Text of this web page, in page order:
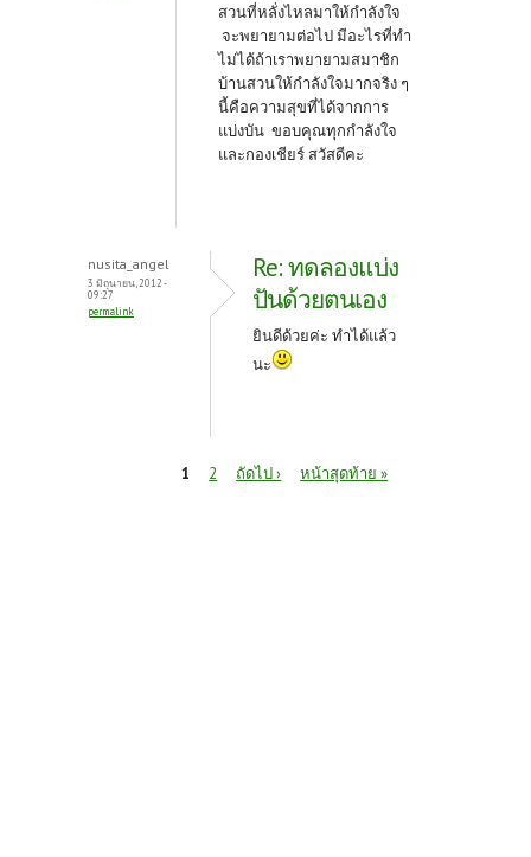
สวนที่หลั่งไหลมาให้กำลังใจ
จะพยายามต่อไป มีอะไรที่ทำ
ไม่ได้ถ้าเราพยายามสมาชิก
บ้านสวนให้กำลังใจมากจริง ๆ
นี้คือความสุขที่ได้จากการ
แบ่งบัน ขอบคุณทุกกำลังใจ
และกองเชียร์ สวัสดีคะ
nusita_angel
3 มิถุนายน, 2012 -
09:27
permalink
Re: ทดลองแบ่ง
ปันด้วยตนเอง
ยินดีด้วยค่ะ ทำได้แล้ว
นะ
1 2 ถัดไป › หน้าสุดท้าย »